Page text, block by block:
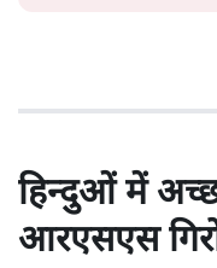
हिन्दुओं में
आरएसएस